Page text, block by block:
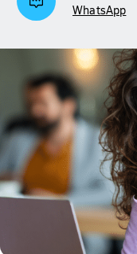
WhatsApp